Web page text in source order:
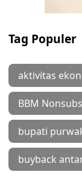
Tag Populer
aktivitas
BBM
bupati
buyback